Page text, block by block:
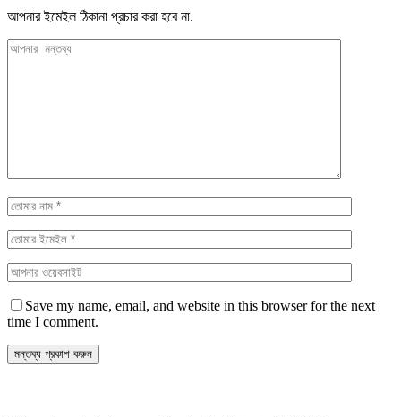
আপনার ইমেইল ঠিকানা প্রচার করা হবে না.
Save my name, email, and website in this browser for the next
time I comment.